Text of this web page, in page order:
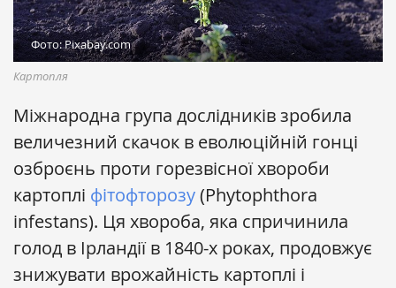
Фото: Pixabay.com
Картопля
Міжнародна група дослідників зробила
величезний скачок в еволюційній гонці
озброєнь проти горезвісної хвороби
картоплі фітофторозу(Phytophthora
infestans). Ця хвороба, яка спричинила
голод в Ірландії в 1840-х роках, продовжує
знижувати врожайність картоплі і